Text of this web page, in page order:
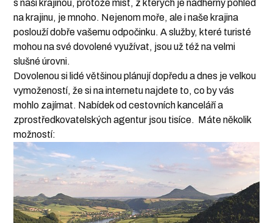
s naší krajinou, protože míst, z kterých je nádherný pohled
na krajinu, je mnoho. Nejenom moře, ale i naše krajina
poslouží dobře vašemu odpočinku. A služby, které turisté
mohou na své dovolené využívat, jsou už též na velmi
slušné úrovni.
Dovolenou si lidé většinou plánují dopředu a dnes je velkou
vymožeností, že si na internetu najdete to, co by vás
mohlo zajímat. Nabídek od cestovních kanceláří a
zprostředkovatelských agentur jsou tisíce. Máte několik
možností: